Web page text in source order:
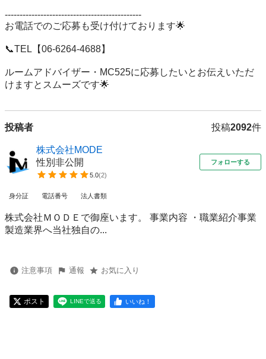
----------------------------------------------
お電話でのご応募も受け付けております🌟
📞TEL【06-6264-4688】
ルームアドバイザー・MC525に応募したいとお伝えいただ
けますとスムーズです🌟
投稿者 投稿2092件
株式会社MODE
性別非公開
5.0(2)
フォローする
身分証 電話番号 法人書類
株式会社ＭＯＤＥで御座います。 事業内容 ・職業紹介事業
製造業界へ当社独自の...
注意事項 通報 お気に入り
ポスト LINEで送る いいね！